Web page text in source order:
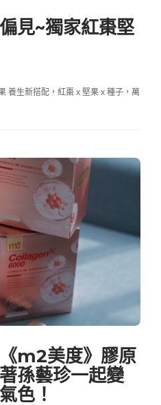
見~獨家紅棗堅
養生新搭配，紅棗 x 堅果 x 種子，萬
m2美度》膠原
孫藝珍一起變
色！